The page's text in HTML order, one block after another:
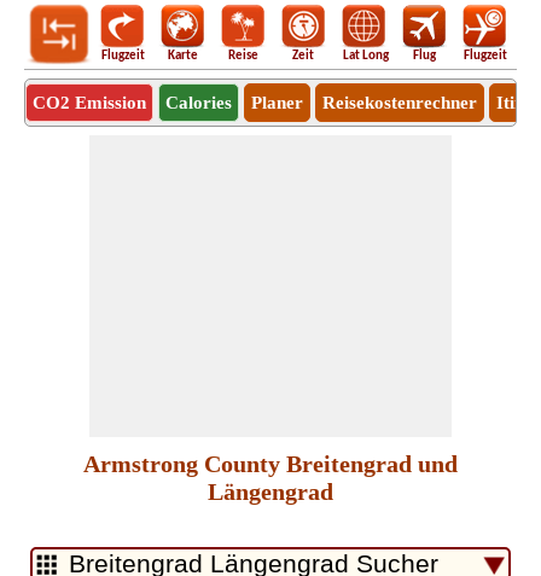
Flugzeit Karte Reise Zeit Lat Long Flug Flugzeit
CO2 Emission Calories Planer Reisekostenrechner
Armstrong County Breitengrad und
Längengrad